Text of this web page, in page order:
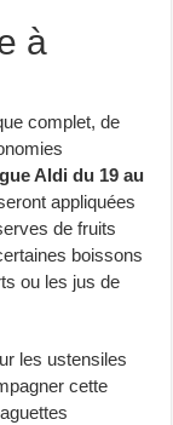
à
complet, de
Aldi du 19 au
appliquées
de fruits
boissons
ou les jus de
les ustensiles
cette